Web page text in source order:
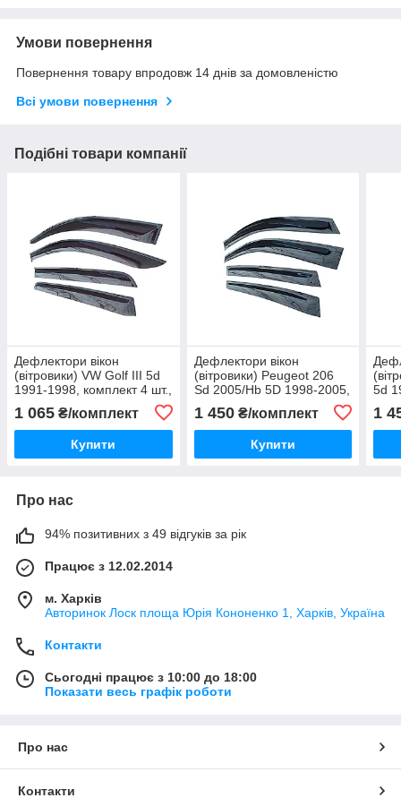
Умови повернення
Повернення товару впродовж 14 днів за домовленістю
Всі умови повернення
Подібні товари компанії
Дефлектори вікон
(вітровики) VW Golf III 5d
1991-1998, комплект 4 шт.,
1 065 ₴/комплект
Купити
Дефлектори вікон
(вітровики) Peugeot 206
Sd 2005/Hb 5D 1998-2005,
комплект 4 шт., "VL-STAR"
1 450₴/комплект
Купити
5d
1
Про нас
94% позитивних з 49 відгуків за рік
Працює з 12.02.2014
м. Харків
Авторинок Лоск площа Юрія Кононенко 1, Харків, Україна
Контакти
Сьогодні працює з 10:00 до 18:00
Показати весь графік роботи
Про нас
Контакти